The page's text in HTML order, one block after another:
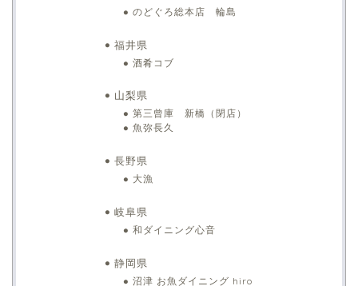
のどぐろ総本店 輪島
福井県
酒肴コブ
山梨県
第三曾庫 新橋（閉店）
魚弥長久
長野県
大漁
岐阜県
和ダイニング心音
静岡県
沼津 お魚ダイニング hiro